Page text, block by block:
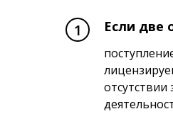
Если две